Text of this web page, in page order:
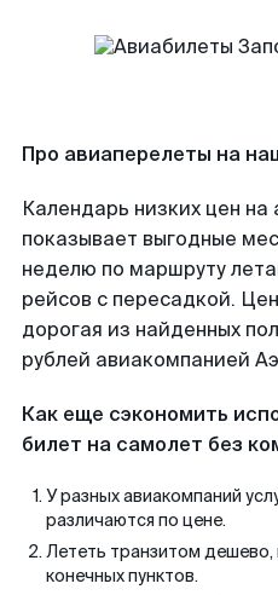
Про авиаперелеты на
Календарь низких цен
показывает выгодные
неделю по маршруту
рейсов с пересадкой.
дорогая из найденных
рублей авиакомпанией
Как еще сэкономить
билет на самолет без
У разных авиакомпаний
различаются по цене.
Лететь транзитом
конечных пунктов.